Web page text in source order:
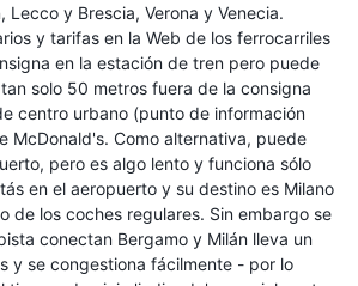
Lecco y Brescia, Verona y Venecia.
y tarifas en la Web de los ferrocarriles
en la estación de tren pero puede
solo 50 metros fuera de la consigna
centro urbano (punto de información
McDonald's. Como alternativa, puede
pero es algo lento y funciona sólo
en el aeropuerto y su destino es Milano
de los coches regulares. Sin embargo se
conectan Bergamo y Milán lleva un
y se congestiona fácilmente - por lo